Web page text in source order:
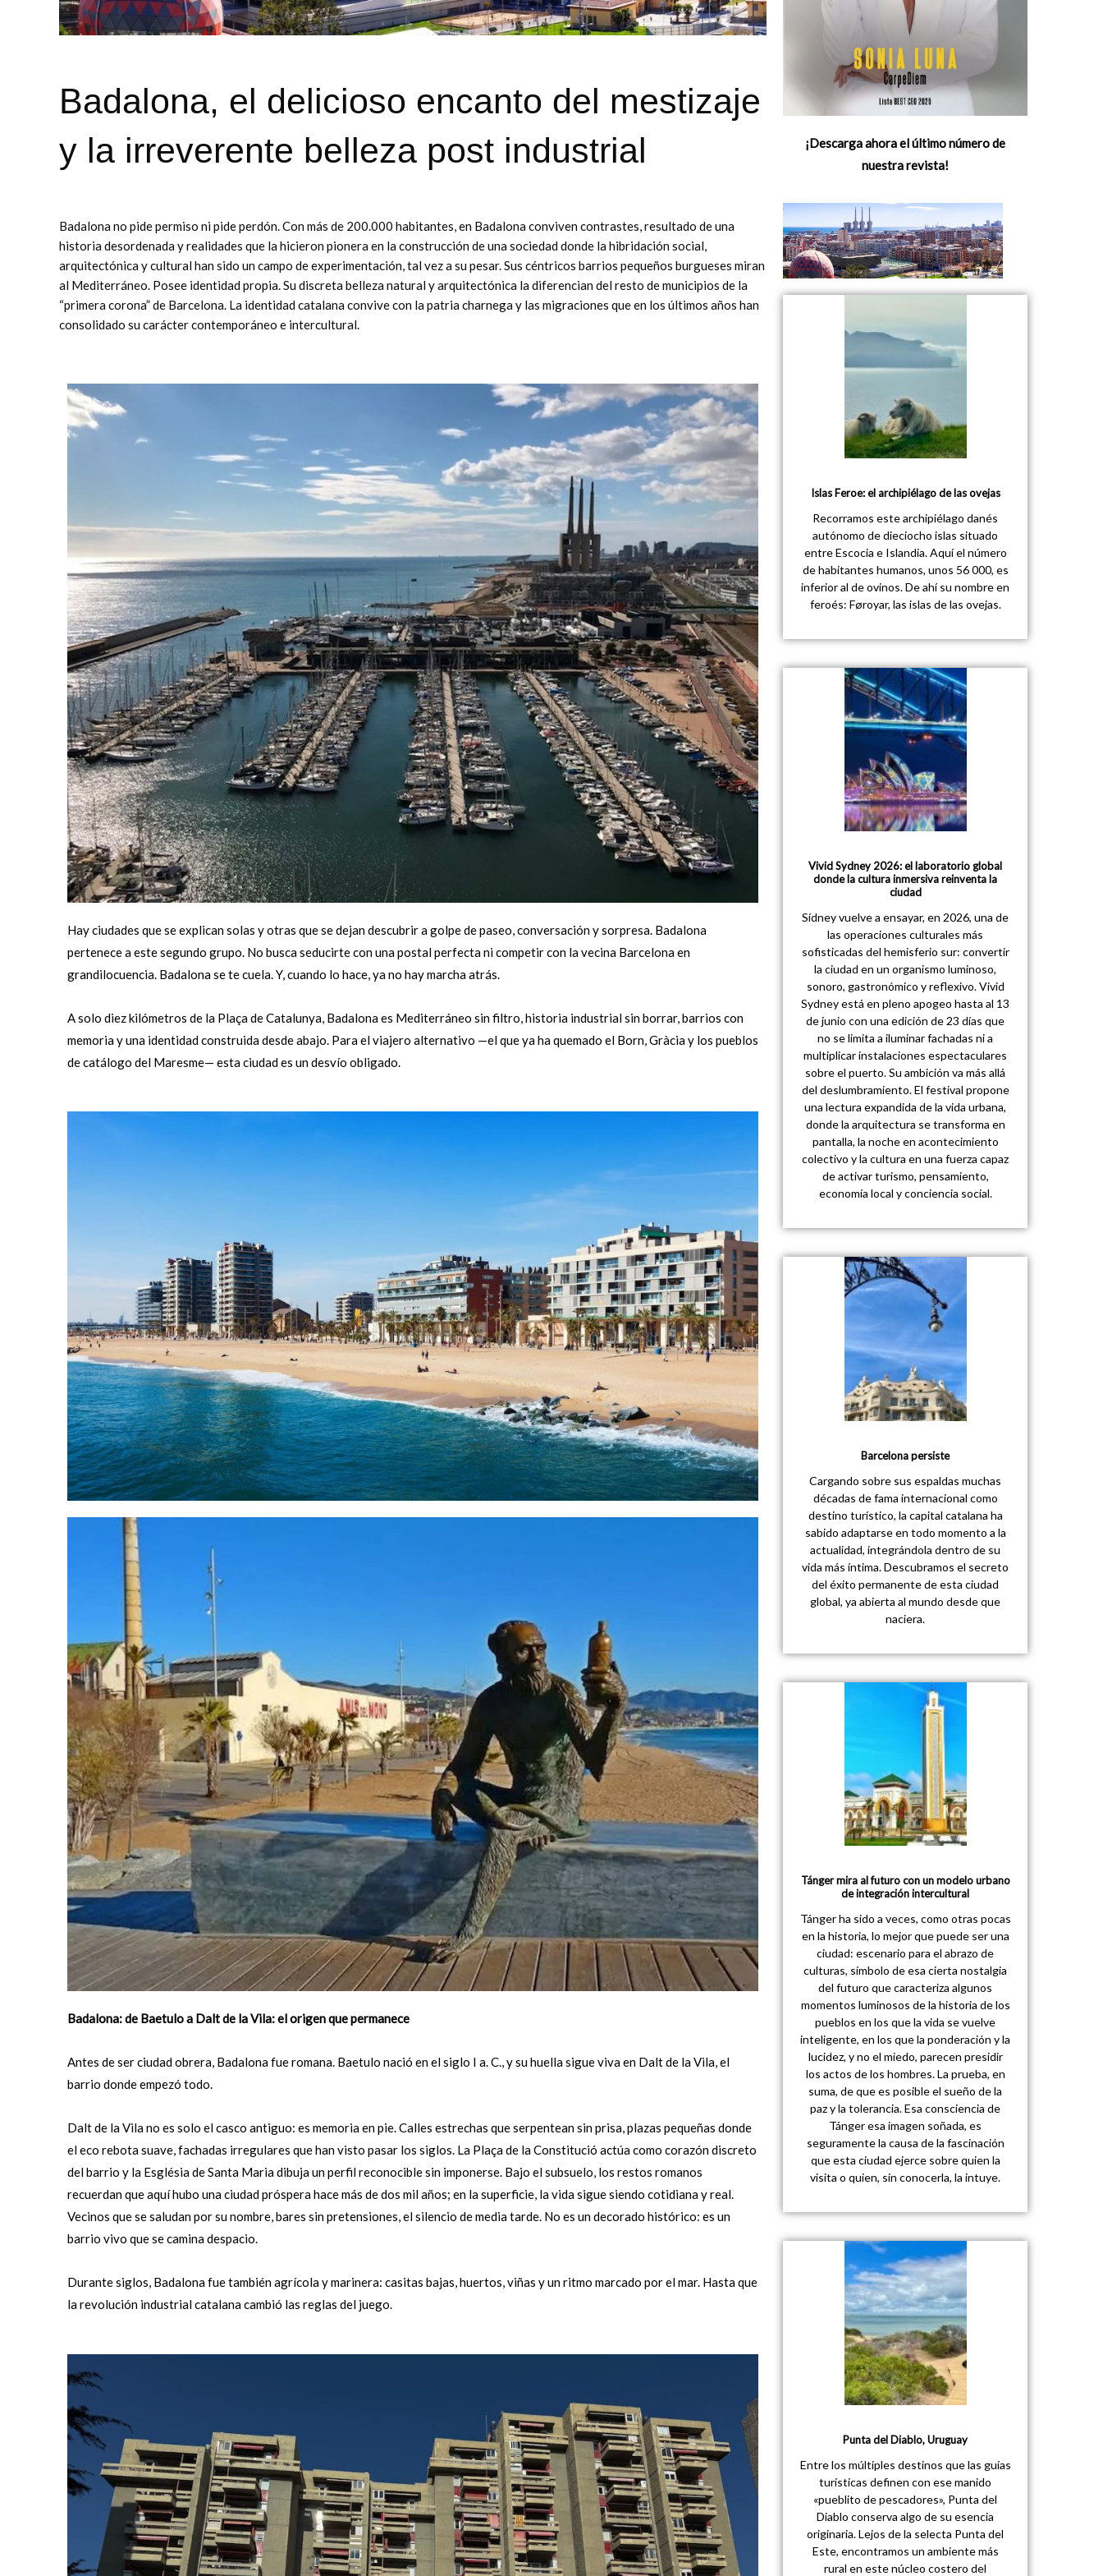
Badalona, el delicioso encanto del mestizaje
y la irreverente belleza post industrial
Badalona no pide permiso ni pide perdón. Con más de 200.000 habitantes, en Badalona conviven contrastes, resultado de una
historia desordenada y realidades que la hicieron pionera en la construcción de una sociedad donde la hibridación social,
arquitectónica y cultural han sido un campo de experimentación, tal vez a su pesar. Sus céntricos barrios pequeños burgueses miran
al Mediterráneo. Posee identidad propia. Su discreta belleza natural y arquitectónica la diferencian del resto de municipios de la
“primera corona” de Barcelona. La identidad catalana convive con la patria charnega y las migraciones que en los últimos años han
consolidado su carácter contemporáneo e intercultural.
Hay ciudades que se explican solas y otras que se dejan descubrir a golpe de paseo, conversación y sorpresa. Badalona
pertenece a este segundo grupo. No busca seducirte con una postal perfecta ni competir con la vecina Barcelona en
grandilocuencia. Badalona se te cuela. Y, cuando lo hace, ya no hay marcha atrás.
A solo diez kilómetros de la Plaça de Catalunya, Badalona es Mediterráneo sin filtro, historia industrial sin borrar, barrios con
memoria y una identidad construida desde abajo. Para el viajero alternativo —el que ya ha quemado el Born, Gràcia y los pueblos
de catálogo del Maresme— esta ciudad es un desvío obligado.
Badalona: de Baetulo a Dalt de la Vila: el origen que permanece
Antes de ser ciudad obrera, Badalona fue romana. Baetulo nació en el siglo I a. C., y su huella sigue viva en Dalt de la Vila, el
barrio donde empezó todo.
Dalt de la Vila no es solo el casco antiguo: es memoria en pie. Calles estrechas que serpentean sin prisa, plazas pequeñas donde
el eco rebota suave, fachadas irregulares que han visto pasar los siglos. La Plaça de la Constitució actúa como corazón discreto
del barrio y la Església de Santa Maria dibuja un perfil reconocible sin imponerse. Bajo el subsuelo, los restos romanos
recuerdan que aquí hubo una ciudad próspera hace más de dos mil años; en la superficie, la vida sigue siendo cotidiana y real.
Vecinos que se saludan por su nombre, bares sin pretensiones, el silencio de media tarde. No es un decorado histórico: es un
barrio vivo que se camina despacio.
Durante siglos, Badalona fue también agrícola y marinera: casitas bajas, huertos, viñas y un ritmo marcado por el mar. Hasta que
la revolución industrial catalana cambió las reglas del juego.
¡Descarga ahora el último número de
nuestra revista!
Islas Feroe: el archipiélago de las ovejas
Recorramos este archipiélago danés
autónomo de dieciocho islas situado
entre Escocia e Islandia. Aquí el número
de habitantes humanos, unos 56 000, es
inferior al de ovinos. De ahí su nombre en
feroés: Føroyar, las islas de las ovejas.
Vivid Sydney 2026: el laboratorio global
donde la cultura inmersiva reinventa la
ciudad
Sídney vuelve a ensayar, en 2026, una de
las operaciones culturales más
sofisticadas del hemisferio sur: convertir
la ciudad en un organismo luminoso,
sonoro, gastronómico y reflexivo. Vivid
Sydney está en pleno apogeo hasta al 13
de junio con una edición de 23 días que
no se limita a iluminar fachadas ni a
multiplicar instalaciones espectaculares
sobre el puerto. Su ambición va más allá
del deslumbramiento. El festival propone
una lectura expandida de la vida urbana,
donde la arquitectura se transforma en
pantalla, la noche en acontecimiento
colectivo y la cultura en una fuerza capaz
de activar turismo, pensamiento,
economía local y conciencia social.
Barcelona persiste
Cargando sobre sus espaldas muchas
décadas de fama internacional como
destino turístico, la capital catalana ha
sabido adaptarse en todo momento a la
actualidad, integrándola dentro de su
vida más íntima. Descubramos el secreto
del éxito permanente de esta ciudad
global, ya abierta al mundo desde que
naciera.
Tánger mira al futuro con un modelo urbano
de integración intercultural
Tánger ha sido a veces, como otras pocas
en la historia, lo mejor que puede ser una
ciudad: escenario para el abrazo de
culturas, símbolo de esa cierta nostalgia
del futuro que caracteriza algunos
momentos luminosos de la historia de los
pueblos en los que la vida se vuelve
inteligente, en los que la ponderación y la
lucidez, y no el miedo, parecen presidir
los actos de los hombres. La prueba, en
suma, de que es posible el sueño de la
paz y la tolerancia. Esa consciencia de
Tánger esa imagen soñada, es
seguramente la causa de la fascinación
que esta ciudad ejerce sobre quien la
visita o quien, sin conocerla, la intuye.
Punta del Diablo, Uruguay
Entre los múltiples destinos que las guías
turísticas definen con ese manido
«pueblito de pescadores», Punta del
Diablo conserva algo de su esencia
originaria. Lejos de la selecta Punta del
Este, encontramos un ambiente más
rural en este núcleo costero del